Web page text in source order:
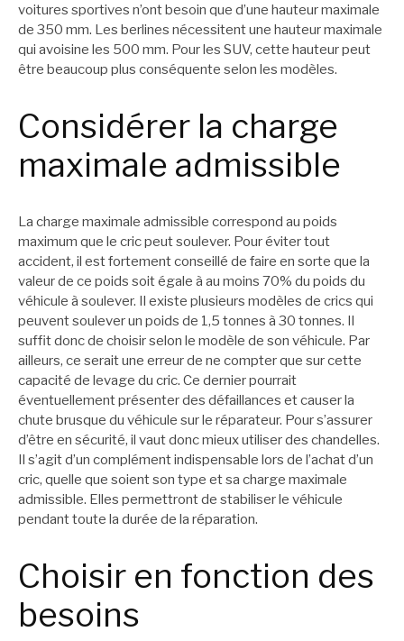
voitures sportives n’ont besoin que d’une hauteur maximale
de 350 mm. Les berlines nécessitent une hauteur maximale
qui avoisine les 500 mm. Pour les SUV, cette hauteur peut
être beaucoup plus conséquente selon les modèles.
Considérer la charge
maximale admissible
La charge maximale admissible correspond au poids
maximum que le cric peut soulever. Pour éviter tout
accident, il est fortement conseillé de faire en sorte que la
valeur de ce poids soit égale à au moins 70% du poids du
véhicule à soulever. Il existe plusieurs modèles de crics qui
peuvent soulever un poids de 1,5 tonnes à 30 tonnes. Il
suffit donc de choisir selon le modèle de son véhicule. Par
ailleurs, ce serait une erreur de ne compter que sur cette
capacité de levage du cric. Ce dernier pourrait
éventuellement présenter des défaillances et causer la
chute brusque du véhicule sur le réparateur. Pour s’assurer
d’être en sécurité, il vaut donc mieux utiliser des chandelles.
Il s’agit d’un complément indispensable lors de l’achat d’un
cric, quelle que soient son type et sa charge maximale
admissible. Elles permettront de stabiliser le véhicule
pendant toute la durée de la réparation.
Choisir en fonction des
besoins